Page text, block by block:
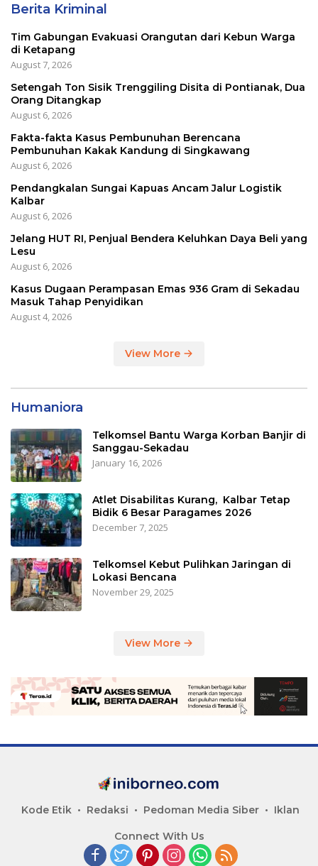
Berita Kriminal
Tim Gabungan Evakuasi Orangutan dari Kebun Warga
di Ketapang
August 7, 2026
Setengah Ton Sisik Trenggiling Disita di Pontianak, Dua
Orang Ditangkap
August 6, 2026
Fakta-fakta Kasus Pembunuhan Berencana
Pembunuhan Kakak Kandung di Singkawang
August 6, 2026
Pendangkalan Sungai Kapuas Ancam Jalur Logistik
Kalbar
August 6, 2026
Jelang HUT RI, Penjual Bendera Keluhkan Daya Beli yang
Lesu
August 6, 2026
Kasus Dugaan Perampasan Emas 936 Gram di Sekadau
Masuk Tahap Penyidikan
August 4, 2026
View More
Humaniora
Telkomsel Bantu Warga Korban Banjir di
Sanggau-Sekadau
January 16, 2026
Atlet Disabilitas Kurang, Kalbar Tetap
Bidik 6 Besar Paragames 2026
December 7, 2025
Telkomsel Kebut Pulihkan Jaringan di
Lokasi Bencana
November 29, 2025
View More
Kode Etik Redaksi Pedoman Media Siber Iklan
Connect With Us